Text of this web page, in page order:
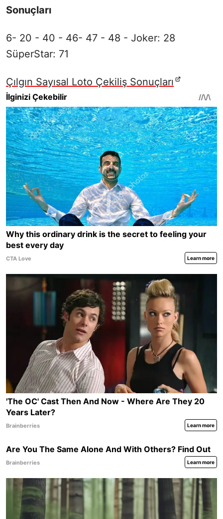
Sonuçları
6- 20 - 40 - 46- 47 - 48 - Joker: 28
SüperStar: 71
Çılgın Sayısal Loto Çekiliş Sonuçları